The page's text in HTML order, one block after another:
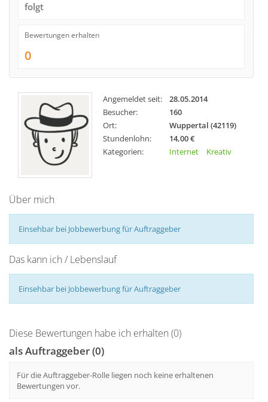
folgt
Bewertungen erhalten
0
Angemeldet seit:
28.05.2014
Besucher:
160
Ort:
Wuppertal (42119)
Stundenlohn:
14,00 €
Kategorien:
Internet Kreativ
Über mich
Einsehbar bei Jobbewerbung für Auftraggeber
Das kann ich / Lebenslauf
Einsehbar bei Jobbewerbung für Auftraggeber
Diese Bewertungen habe ich erhalten (0)
als Auftraggeber (0)
Für die Auftraggeber-Rolle liegen noch keine erhaltenen
Bewertungen vor.